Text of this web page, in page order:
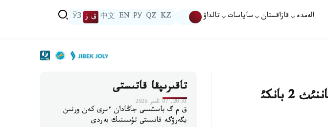
الەمدە قازاقستان ساياسات تالداۋ KZ
QZ
РУ
EN
中文 ق ز ЎЗ
بيئلعئ الةمدةگئ ةث قئمبات 500 برةندتئث قاتارئنا قازاقستاننئث 2 بانكئ
تاقىرىپقا قاتىستى
20:31, 07 تامىز 2026
ق م گ باسشىسى جاڭادان ءىرى كەن ورنىن
يگەرۋگە قاتىستى تۇسىنىك بەردى